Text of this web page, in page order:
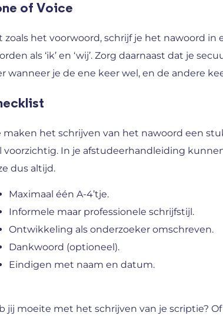
of Voice
zoals het voorwoord, schrijf je het nawoord
als ‘ik’ en ‘wij’. Zorg daarnaast dat je
wanneer je de ene keer wel, en de andere
maken het schrijven van het nawoord een
voorzichtig. In je afstudeerhandleiding
dus altijd.
Maximaal één A-4’tje.
Informele maar professionele schrijfstijl.
Ontwikkeling als onderzoeker omschreven.
Dankwoord (optioneel).
Eindigen met naam en datum.
jij moeite met het schrijven van je scriptie?